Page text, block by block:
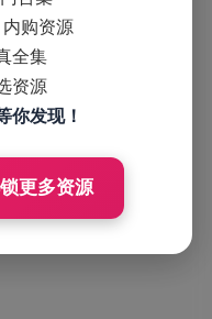
购资源
全集
资源
你发现！
更多资源